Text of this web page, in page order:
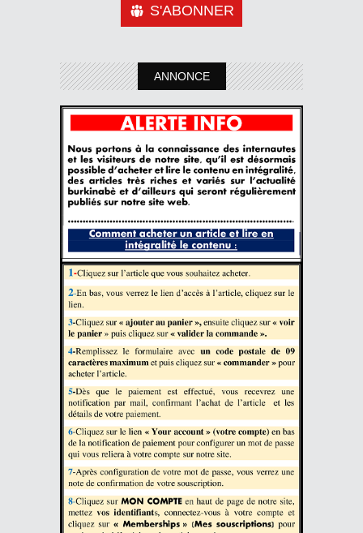
S'ABONNER
ANNONCE